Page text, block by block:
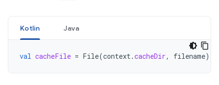
Kotlin Java
val cacheFile = File(context.cacheDir, filename)